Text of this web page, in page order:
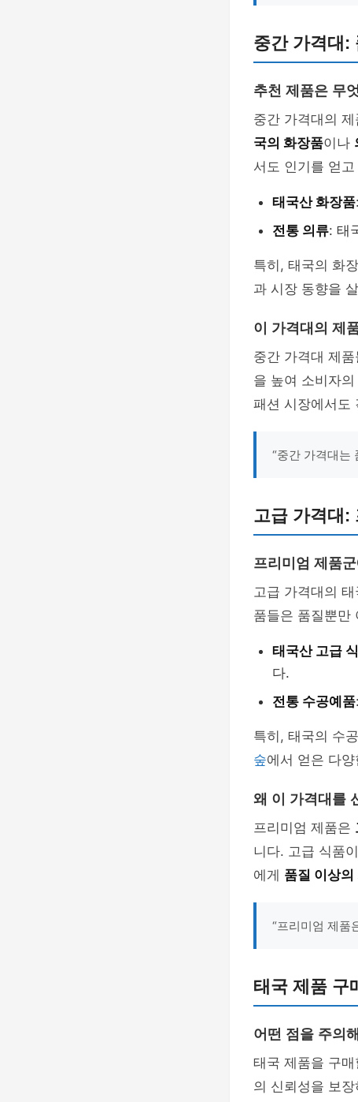
중간 가격대:
추천 제품은 무
중간 가격대의
국의 화장품이나
서도 인기를 얻
태국산 화장품
전통 의류: 태
특히, 태국의 화
과 시장 동향을
이 가격대의 제
중간 가격대 제품
을 높여 소비자
패션 시장에서도
“중간 가격대는
고급 가격대:
프리미엄 제품
고급 가격대의
품들은 품질뿐만
태국산 고급
다.
전통 수공예품
특히, 태국의 수
숲에서 얻은 다
왜 이 가격대를
프리미엄 제품은
니다. 고급 식품
에게 품질 이상
“프리미엄 제품
태국 제품 구
어떤 점을 주의
태국 제품을 구
의 신뢰성을 보장